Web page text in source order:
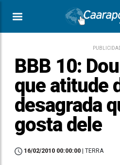
BBB 10:
que atitude
desagrada
gosta dele
16/02/2010 00:00:00 | TERRA